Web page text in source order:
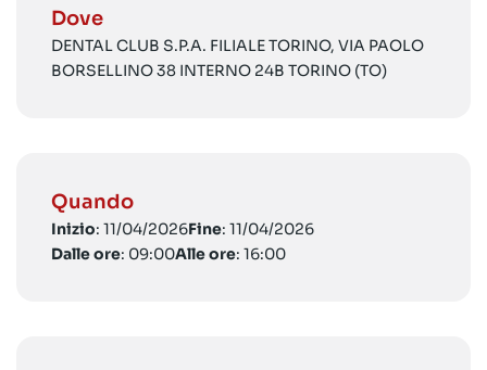
Dove
DENTAL CLUB S.P.A. FILIALE TORINO, VIA PAOLO
BORSELLINO 38 INTERNO 24B TORINO (TO)
Quando
Inizio: 11/04/2026Fine: 11/04/2026
Dalle ore: 09:00Alle ore: 16:00